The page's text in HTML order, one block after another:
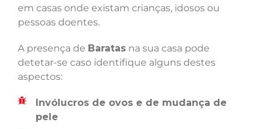
em casas onde existam crianças, idosos ou
pessoas doentes.
A presença de Baratas na sua casa pode
detetar-se caso identifique alguns destes
aspectos:
Invólucros de ovos e de mudança de
pele